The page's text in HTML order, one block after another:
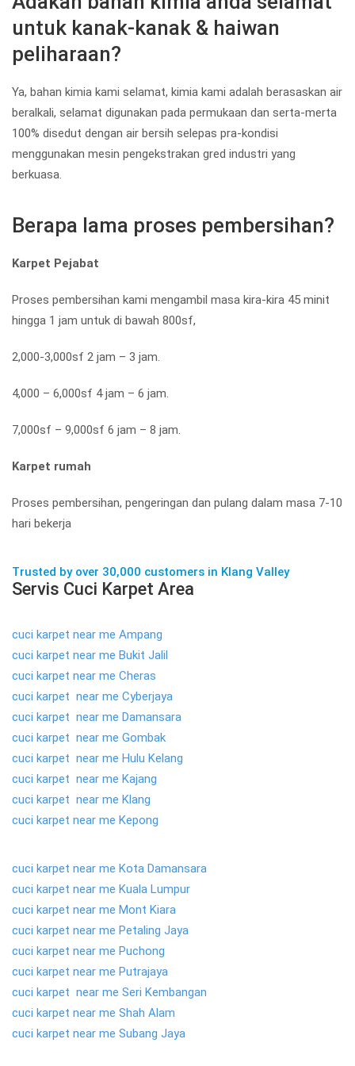
untuk kanak-kanak & haiwan
peliharaan?
Ya, bahan kimia kami selamat, kimia kami adalah berasaskan air
beralkali, selamat digunakan pada permukaan dan serta-merta
100% disedut dengan air bersih selepas pra-kondisi
menggunakan mesin pengekstrakan gred industri yang
berkuasa.
Berapa lama proses pembersihan?
Karpet Pejabat
Proses pembersihan kami mengambil masa kira-kira 45 minit
hingga 1 jam untuk di bawah 800sf,
2,000-3,000sf 2 jam – 3 jam.
4,000 – 6,000sf 4 jam – 6 jam.
7,000sf – 9,000sf 6 jam – 8 jam.
Karpet rumah
Proses pembersihan, pengeringan dan pulang dalam masa 7-10
hari bekerja
Trusted by over 30,000 customers in Klang Valley
Servis Cuci Karpet Area
cuci karpet near me Ampang
cuci karpet near me Bukit Jalil
cuci karpet near me Cheras
cuci karpet near me Cyberjaya
cuci karpet near me Damansara
cuci karpet near me Gombak
cuci karpet near me Hulu Kelang
cuci karpet near me Kajang
cuci karpet near me Klang
cuci karpet near me Kepong
cuci karpet near me Kota Damansara
cuci karpet near me Kuala Lumpur
cuci karpet near me Mont Kiara
cuci karpet near me Petaling Jaya
cuci karpet near me Puchong
cuci karpet near me Putrajaya
cuci karpet near me Seri Kembangan
cuci karpet near me Shah Alam
cuci karpet near me Subang Jaya